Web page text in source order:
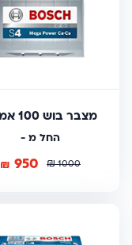
מצבר בוש 100 אמפר
החל מ -
1000
₪
950
₪